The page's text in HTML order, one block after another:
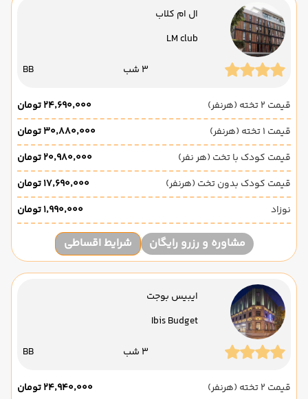
ال ام کلاب
LM club
3 شب BB
قیمت 2 تخته (هرنفر)
۲۴٬۶۹۰٬۰۰۰ تومان
قیمت 1 تخته (هرنفر)
۳۰٬۸۸۰٬۰۰۰ تومان
قیمت کودک با تخت (هر نفر)
۲۰٬۹۸۰٬۰۰۰ تومان
قیمت کودک بدون تخت (هرنفر)
۱۷٬۶۹۰٬۰۰۰ تومان
نوزاد
۱٬۹۹۰٬۰۰۰ تومان
مشاوره و رزرو رایگان شرایط اقساطی
ایبیس بوجت
Ibis Budget
3 شب BB
قیمت 2 تخته (هرنفر)
۲۴٬۹۴۰٬۰۰۰ تومان